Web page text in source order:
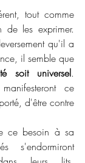
tout comme
les exprimer.
qu'il a
il semble que
soit universel.
ce
d'être contre
ce besoin à sa
s'endormiront